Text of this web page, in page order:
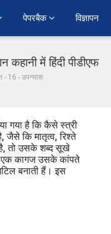
पेपरबैक विज्ञापन
कहानी में हिंदी पीडीएफ
- 16 - उपन्यास
गया है कि कैसे स्त्री
कि मातृत्व, रिश्ते
है, तो उसके शब्द सूखे
एक कागज उसके कांपते
बनाती हैं। इस